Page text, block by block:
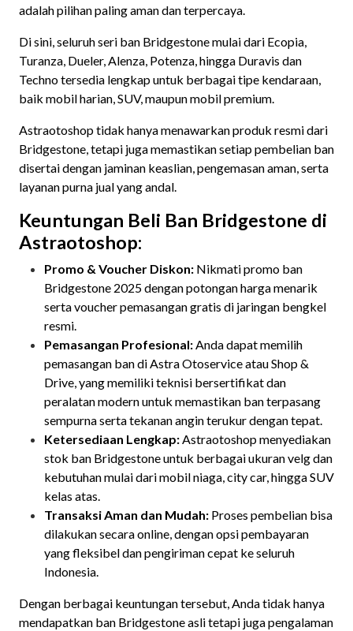
adalah pilihan paling aman dan terpercaya.
Di sini, seluruh seri ban Bridgestone mulai dari Ecopia,
Turanza, Dueler, Alenza, Potenza, hingga Duravis dan
Techno tersedia lengkap untuk berbagai tipe kendaraan,
baik mobil harian, SUV, maupun mobil premium.
Astraotoshop tidak hanya menawarkan produk resmi dari
Bridgestone, tetapi juga memastikan setiap pembelian ban
disertai dengan jaminan keaslian, pengemasan aman, serta
layanan purna jual yang andal.
Keuntungan Beli Ban Bridgestone di
Astraotoshop:
Promo & Voucher Diskon: Nikmati promo ban
Bridgestone 2025 dengan potongan harga menarik
serta voucher pemasangan gratis di jaringan bengkel
resmi.
Pemasangan Profesional:Anda dapat memilih
pemasangan ban di Astra Otoservice atau Shop &
Drive, yang memiliki teknisi bersertifikat dan
peralatan modern untuk memastikan ban terpasang
sempurna serta tekanan angin terukur dengan tepat.
Ketersediaan Lengkap:Astraotoshop menyediakan
stok ban Bridgestone untuk berbagai ukuran velg dan
kebutuhan mulai dari mobil niaga, city car, hingga SUV
kelas atas.
Transaksi Aman dan Mudah: Proses pembelian bisa
dilakukan secara online, dengan opsi pembayaran
yang fleksibel dan pengiriman cepat ke seluruh
Indonesia.
Dengan berbagai keuntungan tersebut, Anda tidak hanya
mendapatkan ban Bridgestone asli tetapi juga pengalaman